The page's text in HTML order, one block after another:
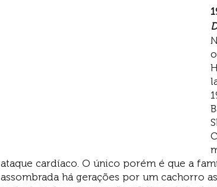
ataque cardíaco. O único porém é que a
assombrada há gerações por um cachorro